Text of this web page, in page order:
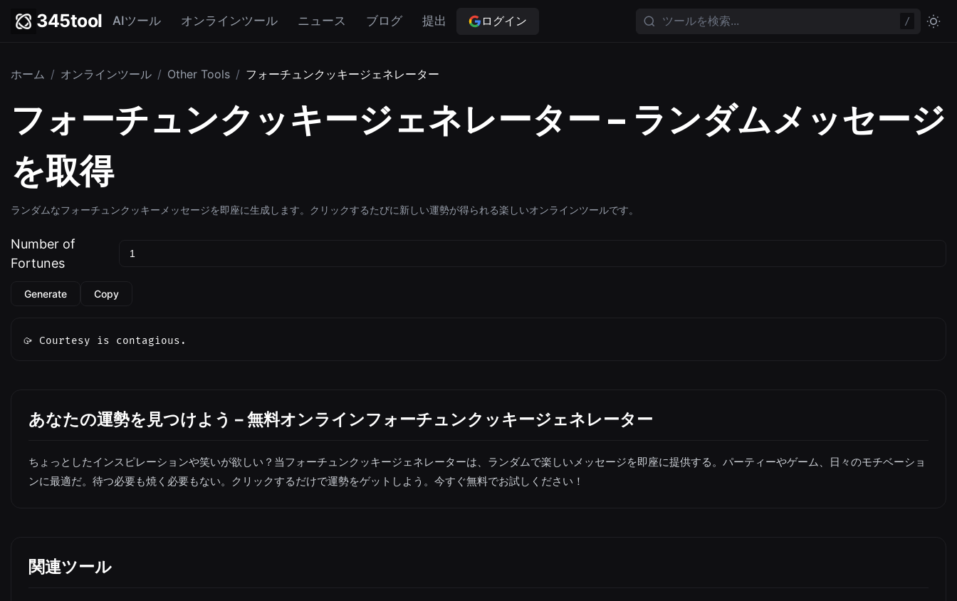
345tool AIツール オンラインツール ニュース ブログ 提出 ログイン /
ホーム / オンラインツール / Other Tools / フォーチュンクッキージェネレーター
フォーチュンクッキージェネレーター – ランダムメッセージ
を取得
ランダムなフォーチュンクッキーメッセージを即座に生成します。クリックするたびに新しい運勢が得られる楽しいオンラインツールです。
Number of
Fortunes
Generate Copy
🥠 Courtesy is contagious.
あなたの運勢を見つけよう – 無料オンラインフォーチュンクッキージェネレーター
ちょっとしたインスピレーションや笑いが欲しい？当フォーチュンクッキージェネレーターは、ランダムで楽しいメッセージを即座に提供する。パーティーやゲーム、日々のモチベーショ
ンに最適だ。待つ必要も焼く必要もない。クリックするだけで運勢をゲットしよう。今すぐ無料でお試しください！
関連ツール